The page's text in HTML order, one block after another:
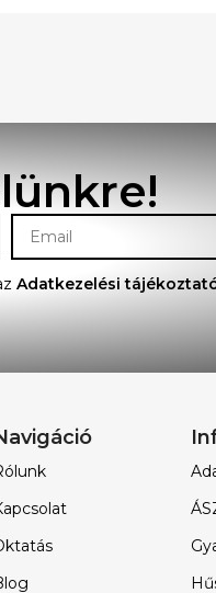
Adatkezelési